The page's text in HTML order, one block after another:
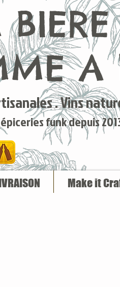
. Vins
funk depuis
A
Make it